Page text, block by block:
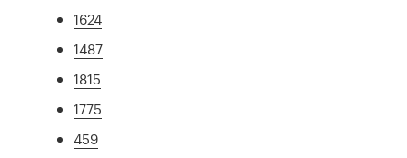
1624
1487
1815
1775
459